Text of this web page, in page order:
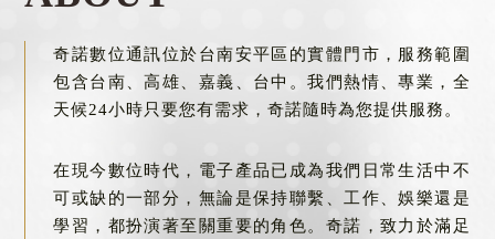
台南門號申辦奇諾數位通訊位於台南安平區的實體門市，服務範圍
包含台南、高雄、嘉義、台中。我們熱情、專業，全
天候24小時只要您有需求，奇諾隨時為您提供服務。
在現今數位時代，電子產品已成為我們日常生活中不
可或缺的一部分，無論是保持聯繫、工作、娛樂還是
學習，都扮演著至關重要的角色。奇諾，致力於滿足